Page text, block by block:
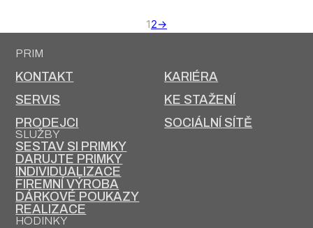
12→
PRIM
KONTAKT
KARIÉRA
SERVIS
KE STAŽENÍ
PRODEJCI
SOCIÁLNÍ SÍTĚ
SLUŽBY
SESTAV SI PRIMKY
DARUJTE PRIMKY
INDIVIDUALIZACE
FIREMNÍ VÝROBA
DÁRKOVÉ POUKAZY
REALIZACE
HODINKY